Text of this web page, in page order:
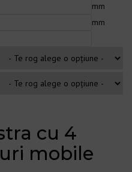
mm
mm
cu 4
mobile